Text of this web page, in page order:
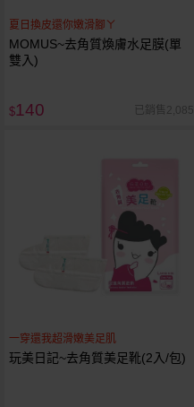
夏日換皮還你嫩滑腳ㄚ
MOMUS~去角質煥膚水足膜(單
雙入)
$140 已銷售2,085
一穿還我超滑嫩美足肌
玩美日記~去角質美足靴(2入/包)